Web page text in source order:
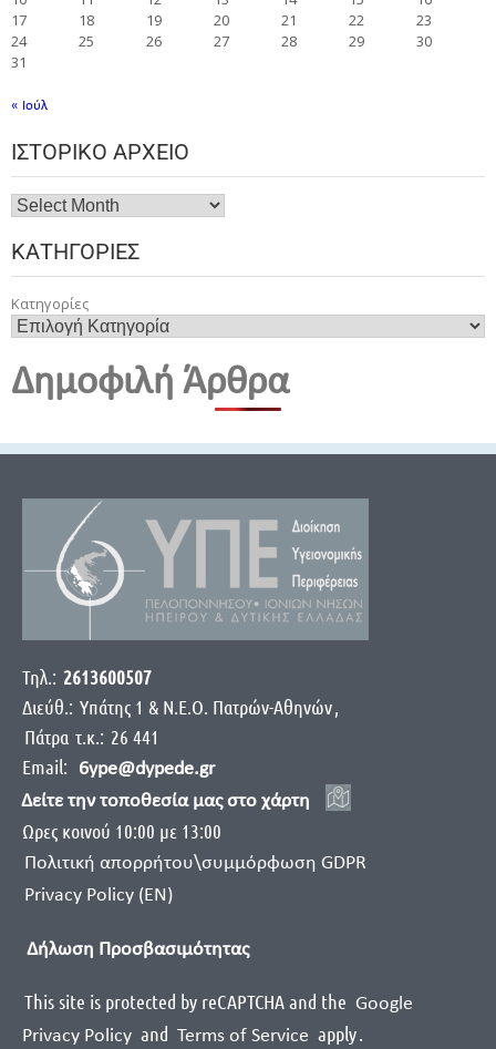
17
18 19 20 21 22
23
24
25 26 27 28 29
30
31
« Ιούλ
ΙΣΤΟΡΙΚΌ ΑΡΧΕΊΟ
ΚΑΤΗΓΟΡΊΕΣ
Κατηγορίες
Δημοφιλή Άρθρα
Τηλ.: 2613600507
Διεύθ.: Yπάτης 1 & Ν.Ε.Ο. Πατρών-Αθηνών,
Πάτρα τ.κ.: 26 441
Email:
6ype@dypede.gr
Δείτε την τοποθεσία μας στο χάρτη
Ωρες κοινού 10:00 με 13:00
Πολιτική απορρήτου\συμμόρφωση GDPR
Privacy Policy (EN)
Δήλωση Προσβασιμότητας
This site is protected by reCAPTCHA and the Google
Privacy Policy and Terms of Service apply.